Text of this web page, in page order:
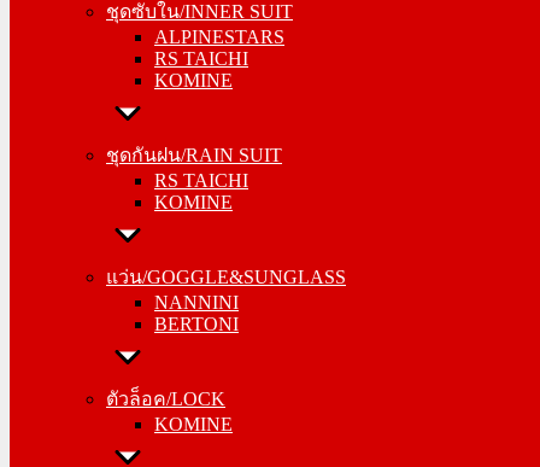
ชุดซับใน/INNER SUIT
ALPINESTARS
RS TAICHI
KOMINE
ชุดกันฝน/RAIN SUIT
RS TAICHI
KOMINE
แว่น/GOGGLE&SUNGLASS
NANNINI
BERTONI
ตัวล็อค/LOCK
KOMINE
RS TAICHI
KOMINE
ชุดกันฝน/RAIN SUIT
KOMINE
แว่น/GOGGLE&SUNGLASS
BERTONI
ตัวล็อค/LOCK
การ์ดเสริม/GUARD OPTION